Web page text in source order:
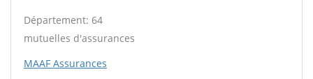
Département: 64
mutuelles d'assurances
MAAF Assurances